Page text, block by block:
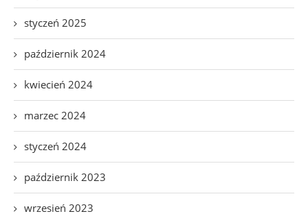
styczeń 2025
październik 2024
kwiecień 2024
marzec 2024
styczeń 2024
październik 2023
wrzesień 2023